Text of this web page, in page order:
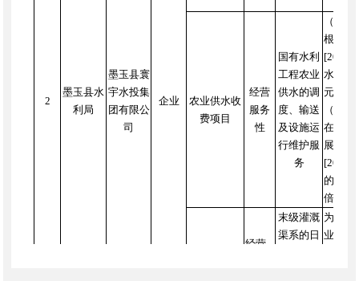
2
墨玉县水
利局
墨玉县寰
宇水投集
团有限公
司
企业
农业供水收
费项目
经营
服务
性
国有水利
工程农业
供水的调
度、输送
及设施运
行维护服
务
（一
根据自
水价格
元/立
（二
在水利
展改革
[2012]
的，超
倍执行
经营
末级灌溉
渠系的日
为促进
业水价